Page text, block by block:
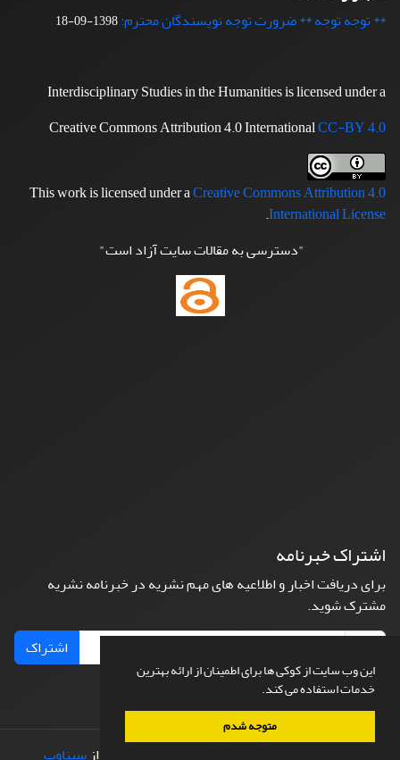
این وب سایت از کوکی ها برای اطمینان از ارائه بهترین
خدمات استفاده می کند.
متوجه شدم
** توجه توجه ** ضرورت توجه نویسندگان محترم:1398-09-18
Interdisciplinary Studies in the Humanities is licensed under a
Creative Commons Attribution 4.0 InternationalCC-BY 4.0
This work is licensed under aCreative Commons Attribution 4.0
International License
.
"دسترسی به مقالات سایت آزاد است"
اشتراک خبرنامه
برای دریافت اخبار و اطلاعیه های مهم نشریه در خبرنامه نشریه
مشترک شوید.
اشتراک
طراحی و پیاده سازی از سیناوب